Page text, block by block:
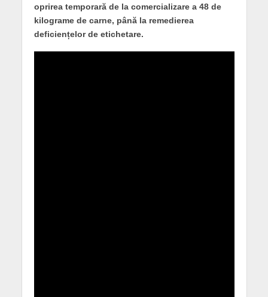
oprirea temporară de la comercializare a 48 de
kilograme de carne, până la remedierea
deficiențelor de etichetare.